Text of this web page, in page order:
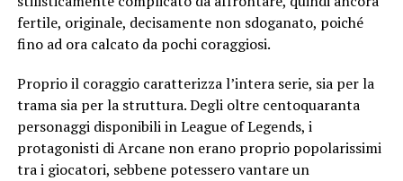
fertile, originale, decisamente non sdoganato, poiché
fino ad ora calcato da pochi coraggiosi.
Proprio il coraggio caratterizza l’intera serie, sia per la
trama sia per la struttura. Degli oltre centoquaranta
personaggi disponibili in League of Legends, i
protagonisti di Arcane non erano proprio popolarissimi
tra i giocatori, sebbene potessero vantare un